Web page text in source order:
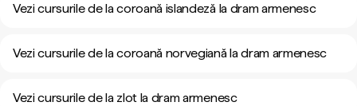
Vezi cursurile de la coroană islandeză la dram armenesc
Vezi cursurile de la coroană norvegiană la dram armenesc
Vezi cursurile de la zlot la dram armenesc